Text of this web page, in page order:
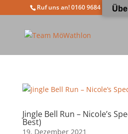
Ruf uns an! 0160 9684 4963
Jingle Bell Run – Nicole’s
Best)
19. Dezember 2021